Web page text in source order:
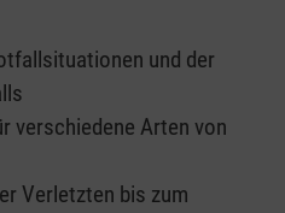
und der
verschiedene Arten von
Verletzten bis zum